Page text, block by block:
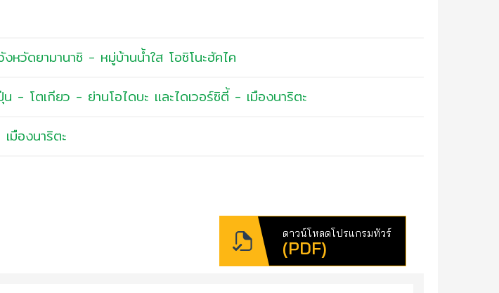
วัดยามานาชิ - หมู่บ้านน้ำใส โอชิโนะฮัคไค
โตเกียว - ย่านโอไดบะ และไดเวอร์ซิตี้ - เมืองนาริตะ
มืองนาริตะ
ดาวน์โหลดโปรแกรมทัวร์
(PDF)